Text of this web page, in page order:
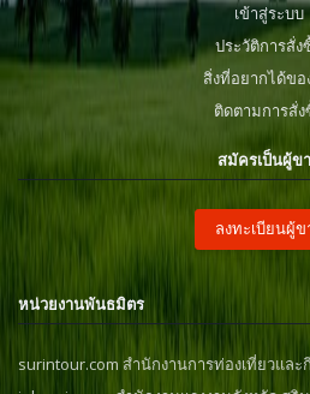
เข้าสู่ระบบ
ประวัติการสั่ง
สิ่งที่อยากได้ข
ติดตามการสั่ง
สมัครเป็นผู้ข
ลงทะเบียนผู้ข
หน่วยงานพันธมิตร
surintour.com สำนักงานการท่องเที่ยวแล